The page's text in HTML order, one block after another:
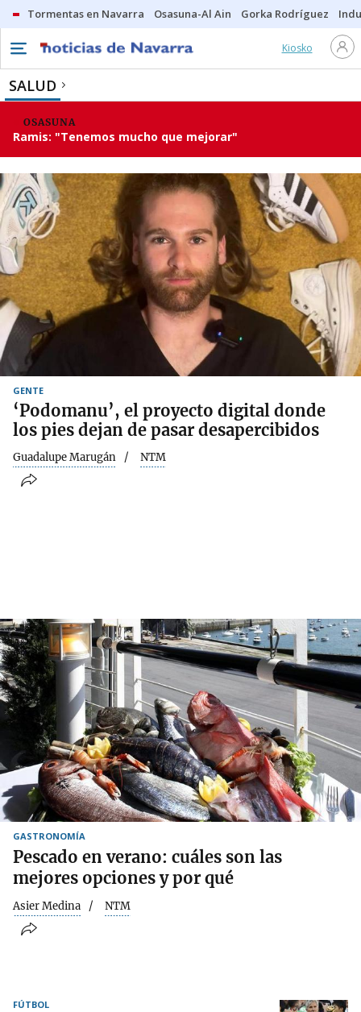
Tormentas en Navarra Osasuna-Al Ain Gorka Rodríguez
Kiosko
SALUD
OSASUNA
Ramis: "Tenemos mucho que mejorar"
GENTE
‘Podomanu’, el proyecto digital donde
los pies dejan de pasar desapercibidos
Guadalupe Marugán NTM
GASTRONOMÍA
Pescado en verano: cuáles son las
mejores opciones y por qué
Asier Medina NTM
FÚTBOL